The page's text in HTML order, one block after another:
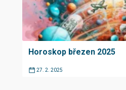
Horoskop březen 2025
27. 2. 2025